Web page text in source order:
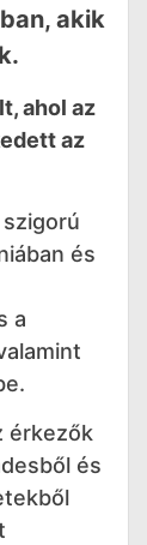
akik
ahol az
az
és
a
érkezők
és